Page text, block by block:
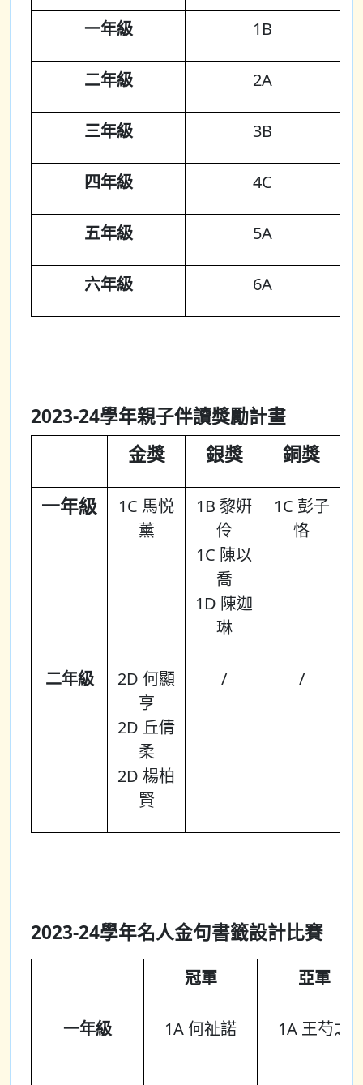
一年級 1B
二年級 2A
三年級 3B
四年級 4C
五年級 5A
六年級 6A
2023-24學年親子伴讀獎勵計畫
金獎
銀獎 銅獎
一年級
1C 馬悦
薰
1B 黎姸
伶
1C 陳以
喬
1D 陳迦
琳
1C 彭子
恪
二年級
2D 何顯
亨
2D 丘倩
柔
2D 楊柏
賢
/ /
2023-24學年名人金句書籤設計比賽
冠軍 亞軍
一年級 1A 何祉諾 1A 王芍之